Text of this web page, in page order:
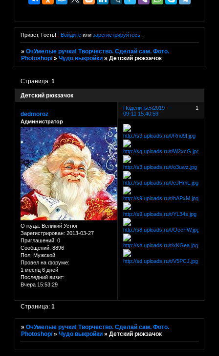
Привет, Гость! Войдитеили зарегистрируйтесь.
»ОчУмелые ручки! Творчество. Сделай сам. Фото.
Photoshop/ »Чудо выкройки »Детский рюкзачок
Детский рюкзачок
Страница:1
Поделиться 1
2019-
09-11 15:40:59
dedmoroz
Администратор
Откуда: Великий Устюг
Зарегистрирован: 2013-03-27
Приглашений: 0
Сообщений: 8896
Пол: Мужской
Провел на форуме:
1 месяц 6 дней
Последний визит:
Вчера 15:53:29
Страница:1
»ОчУмелые ручки! Творчество. Сделай сам. Фото.
Photoshop/ »Чудо выкройки »Детский рюкзачок